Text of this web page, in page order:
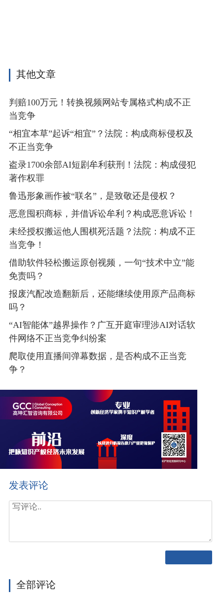
其他文章
判赔100万元！转换视频网站专属格式构成不正
当竞争
“相宜本草”起诉“相宜”？法院：构成商标侵权及
不正当竞争
盗录1700余部AI短剧牟利获刑！法院：构成侵犯
著作权罪
鲁迅形象画作被“联名”，是致敬还是侵权？
恶意囤积商标，并借诉讼牟利？构成恶意诉讼！
未经授权搬运他人围棋死活题？法院：构成不正
当竞争！
借助软件轻松搬运原创视频，一句“技术中立”能
免责吗？
报废汽配改造翻新后，还能继续使用原产品商标
吗？
“AI智能体”越界操作？广互开庭审理涉AI对话软
件网络不正当竞争纠纷案
爬取使用直播间弹幕数据，是否构成不正当竞
争？
发表评论
全部评论